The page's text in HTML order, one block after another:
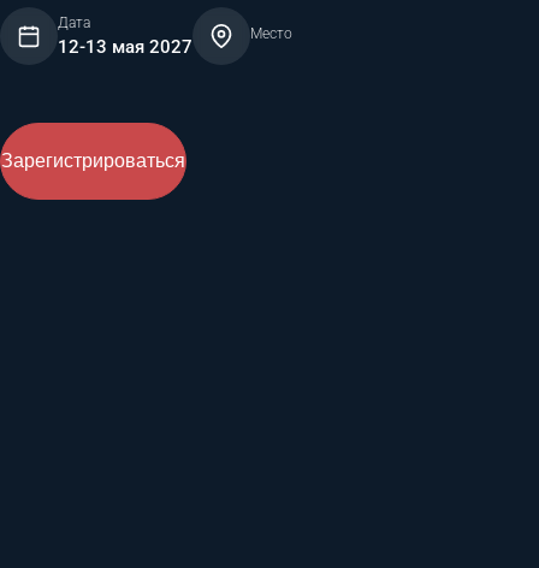
Дата
12-13 мая 2027
Место
Зарегистрироваться